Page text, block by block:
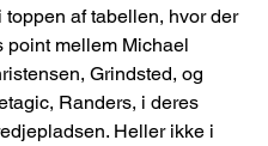
toppen af tabellen, hvor der
point mellem Michael
Grindsted, og
Randers, i deres
Heller ikke i